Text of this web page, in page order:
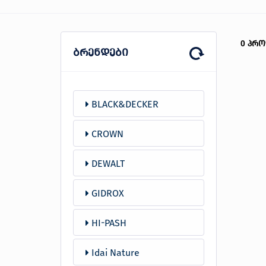
ბრენდები
BLACK&DECKER
CROWN
DEWALT
GIDROX
HI-PASH
Idai Nature
0
ბრენდები ბლოგი